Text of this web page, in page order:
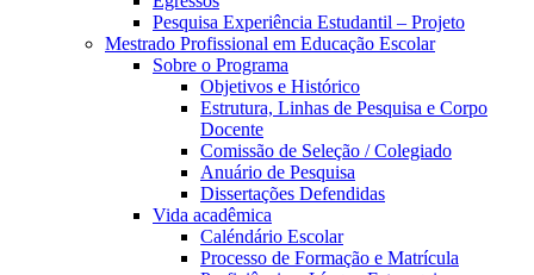
Pesquisa Experiência Estudantil – Projeto
Mestrado Profissional em Educação Escolar
Sobre o Programa
Objetivos e Histórico
Estrutura, Linhas de Pesquisa e Corpo
Docente
Comissão de Seleção / Colegiado
Anuário de Pesquisa
Dissertações Defendidas
Vida acadêmica
Caléndário Escolar
Processo de Formação e Matrícula